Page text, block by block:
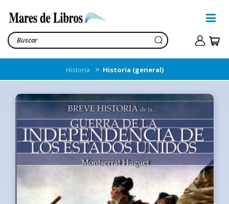
Historia > Historia (general)